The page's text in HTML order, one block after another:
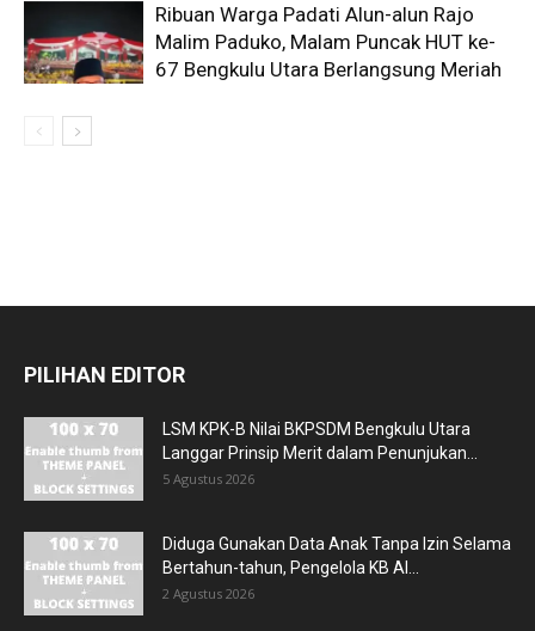
Ribuan Warga Padati Alun-alun Rajo
Malim Paduko, Malam Puncak HUT ke-
67 Bengkulu Utara Berlangsung Meriah
PILIHAN EDITOR
LSM KPK-B Nilai BKPSDM Bengkulu Utara
Langgar Prinsip Merit dalam Penunjukan...
5 Agustus 2026
Diduga Gunakan Data Anak Tanpa Izin Selama
Bertahun-tahun, Pengelola KB Al...
2 Agustus 2026